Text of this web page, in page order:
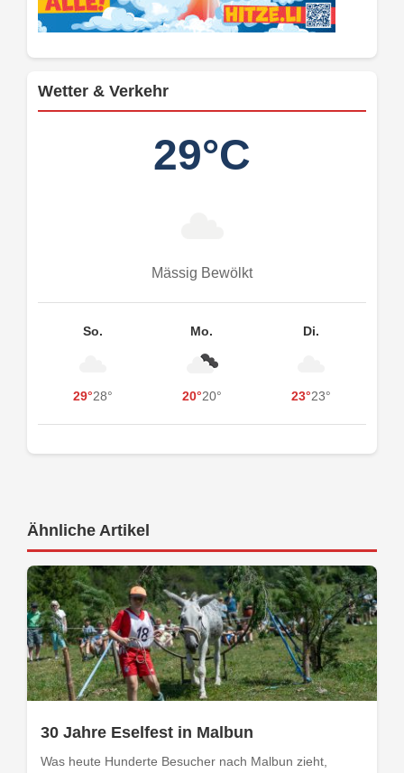
Wetter & Verkehr
29°C
Mässig Bewölkt
So.
29°28°
Mo.
20°20°
Di.
23°23°
Ähnliche Artikel
30 Jahre Eselfest in Malbun
Was heute Hunderte Besucher nach Malbun zieht,